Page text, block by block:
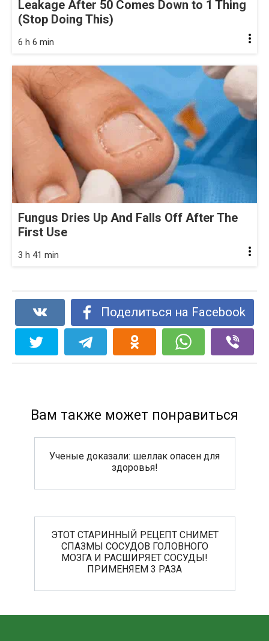
Leakage After 50 Comes Down to 1 Thing
(Stop Doing This)
6 h 6 min
Fungus Dries Up And Falls Off After The
First Use
3 h 41 min
Поделиться на Facebook
Вам также может понравиться
Ученые доказали: шеллак опасен для
здоровья!
ЭТОТ СТАРИННЫЙ РЕЦЕПТ СНИМЕТ
СПАЗМЫ СОСУДОВ ГОЛОВНОГО
МОЗГА И РАСШИРЯЕТ СОСУДЫ!
ПРИМЕНЯЕМ 3 РАЗА